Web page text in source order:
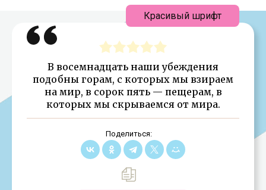
В восемнадцать наши убеждения
подобны горам, с которых мы взираем
на мир, в сорок пять — пещерам, в
которых мы скрываемся от мира.
Поделиться:
Красивый шрифт